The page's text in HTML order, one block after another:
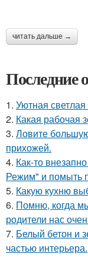
читать дальше →
Последние
1. Уютная
2. Какая рабочая
3. Ловите
прихожей.
4. Как-то
Режим" и помыть
5. Какую кухню
6. Помню, когда
родители нас
7. Белый бетон и
частью интерьера.